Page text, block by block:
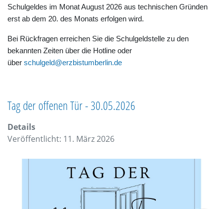
Schulgeldes im Monat August 2026 aus technischen Gründen
erst ab dem 20. des Monats erfolgen wird.
Bei Rückfragen erreichen Sie die Schulgeldstelle zu den
bekannten Zeiten über die Hotline oder
über schulgeld@erzbistumberlin.de
Tag der offenen Tür - 30.05.2026
Details
Veröffentlicht: 11. März 2026